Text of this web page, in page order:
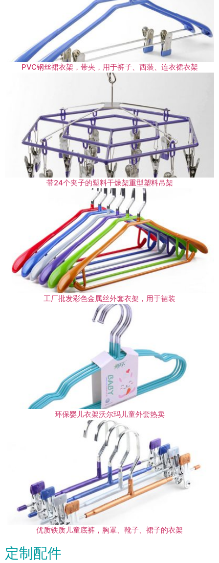
PVC钢丝裙衣架，带夹，用于裤子、西装、连衣裙衣架
带24个夹子的塑料干燥架重型塑料吊架
工厂批发彩色金属丝外套衣架，用于裙装
环保婴儿衣架沃尔玛儿童外套热卖
优质铁质儿童底裤，胸罩、靴子、裙子的衣架
定制配件